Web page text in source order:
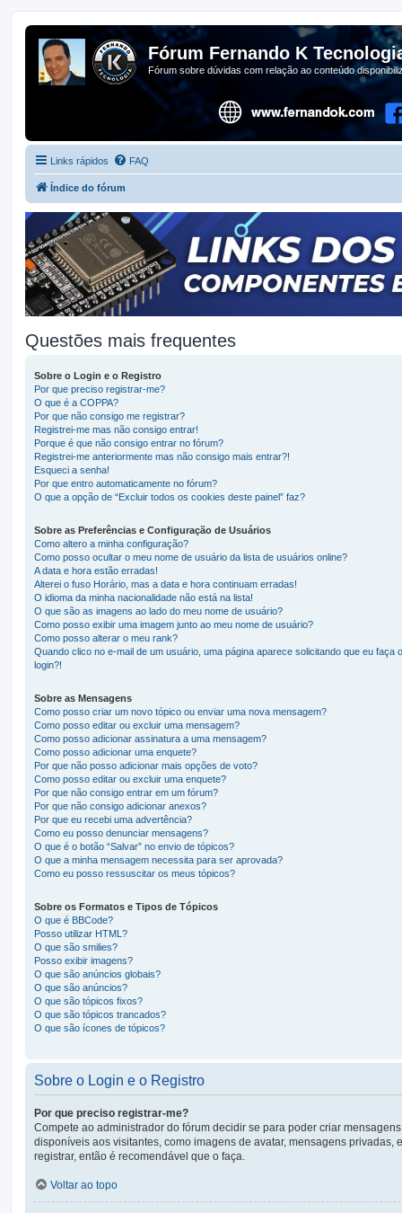
Fórum Fernando K
Fórum sobre dúvidas com relação ao conteúdo
Links rápidos FAQ
Índice do fórum
Questões mais frequentes
Sobre o Login e o Registro
Por que preciso registrar-me?
O que é a COPPA?
Por que não consigo me registrar?
Registrei-me mas não consigo entrar!
Porque é que não consigo entrar no fórum?
Registrei-me anteriormente mas não consigo mais entrar?!
Esqueci a senha!
Por que entro automaticamente no fórum?
O que a opção de “Excluir todos os cookies deste painel” faz?
Sobre as Preferências e Configuração de Usuários
Como altero a minha configuração?
Como posso ocultar o meu nome de usuário da lista de usuários online?
A data e hora estão erradas!
Alterei o fuso Horário, mas a data e hora continuam erradas!
O idioma da minha nacionalidade não está na lista!
O que são as imagens ao lado do meu nome de usuário?
Como posso exibir uma imagem junto ao meu nome de usuário?
Como posso alterar o meu rank?
Quando clico no e-mail de um usuário, uma página aparece solicitando que eu faça o
login?!
Sobre as Mensagens
Como posso criar um novo tópico ou enviar uma nova mensagem?
Como posso editar ou excluir uma mensagem?
Como posso adicionar assinatura a uma mensagem?
Como posso adicionar uma enquete?
Por que não posso adicionar mais opções de voto?
Como posso editar ou excluir uma enquete?
Por que não consigo entrar em um fórum?
Por que não consigo adicionar anexos?
Por que eu recebi uma advertência?
Como eu posso denunciar mensagens?
O que é o botão “Salvar” no envio de tópicos?
O que a minha mensagem necessita para ser aprovada?
Como eu posso ressuscitar os meus tópicos?
Sobre os Formatos e Tipos de Tópicos
O que é BBCode?
Posso utilizar HTML?
O que são smilies?
Posso exibir imagens?
O que são anúncios globais?
O que são anúncios?
O que são tópicos fixos?
O que são tópicos trancados?
O que são ícones de tópicos?
Sobre o Login e o Registro
Por que preciso registrar-me?
Compete ao administrador do fórum decidir se para poder criar
disponíveis aos visitantes, como imagens de avatar, mensagens
registrar, então é recomendável que o faça.
Voltar ao topo